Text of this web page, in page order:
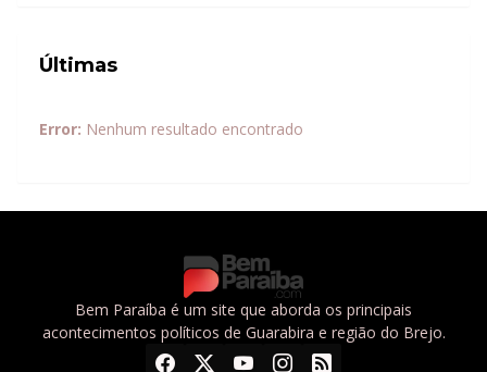
Últimas
Error: Nenhum resultado encontrado
Bem Paraíba é um site que aborda os principais
acontecimentos políticos de Guarabira e região do Brejo.